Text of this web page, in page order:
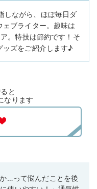
しながら、ほぼ毎日ダ
ブライター。趣味は
。特技は節約です！そ
ッズをご紹介します♪
と
なります
…って悩んだことを後